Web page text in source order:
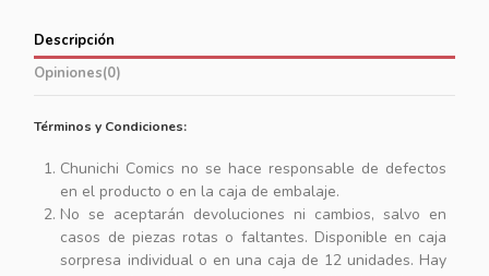
Descripción
Opiniones(0)
Términos y Condiciones:
Chunichi Comics no se hace responsable de defectos
en el producto o en la caja de embalaje.
No se aceptarán devoluciones ni cambios, salvo en
casos de piezas rotas o faltantes. Disponible en caja
sorpresa individual o en una caja de 12 unidades. Hay